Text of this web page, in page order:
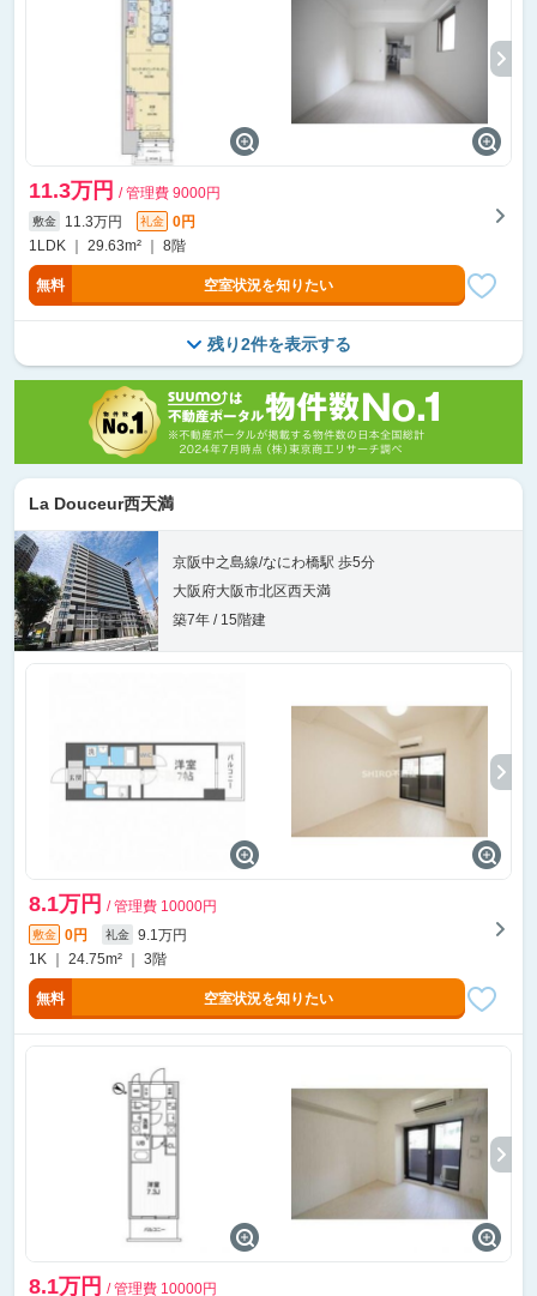
11.3万円 / 管理費 9000円
敷金 11.3万円 礼金
0円
1LDK ｜ 29.63m² ｜ 8階
無料 空室状況を知りたい
残り2件を表示する
La Douceur西天満
京阪中之島線/なにわ橋駅 歩5分
大阪府大阪市北区西天満
築7年 / 15階建
8.1万円 / 管理費 10000円
敷金 0円 礼金
9.1万円
1K ｜ 24.75m² ｜ 3階
無料 空室状況を知りたい
8.1万円 / 管理費 10000円